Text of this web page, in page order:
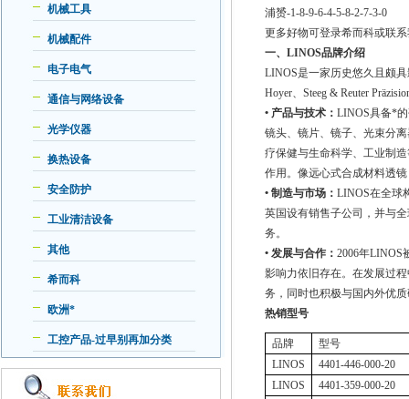
机械工具
机械配件
电子电气
通信与网络设备
光学仪器
换热设备
安全防护
工业清洁设备
其他
希而科
欧洲*
工控产品-过早别再加分类
浦赟-1-8-9-6-4-5-8-2-7-3-0
更多好物可登录希而科或联
一、LINOS品牌介绍
LINOS是一家历史悠久且颇
Hoyer、Steeg & Reuter
• 产品与技术：LINOS具备*
镜头、镜片、镜子、光束分
疗保健与生命科学、工业制
作用。像远心式合成材料透
• 制造与市场：LINOS在全球
英国设有销售子公司，并与
务。
• 发展与合作：2006年LINOS
影响力依旧存在。在发展过
务，同时也积极与国内外优
热销型号
品牌
型号
LINOS
4401-446-000-20
LINOS
4401-359-000-20